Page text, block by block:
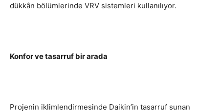
dükkân bölümlerinde VRV sistemleri kullanılıyor.
Konfor ve tasarruf bir arada
Projenin iklimlendirmesinde Daikin’in tasarruf sunan